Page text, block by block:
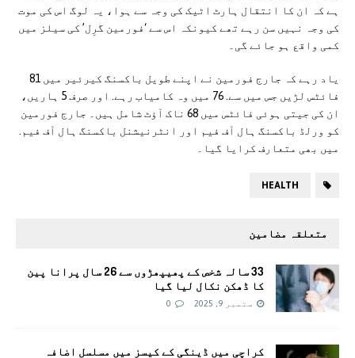
ہے کہ ان کا انتقال ہارٹ اٹیک کی وجہ سے ہوا، یہ لوگ اس کی موت
کی وجہ نہیں سن رہے تھے کیونکہ اس سے ‘فورمین گرِل’ کی سیلز میں
کمی واقع ہو جائے گی۔
یاد رہے کہ جارج فورمین نے اپنے طویل باکسنگ کیرئیر میں 81
فائٹس لڑیں جس میں سے. 76 میں وہ کامیاب رہے. اور صرف 5 ہاریں،
ان کی جیتی ہوئی فائٹس میں 68 ناک آؤٹ شامل ہیں۔ جارج فورمین
کو ورلڈ باکسنگ ہال آف فیم اور انٹرنیشنل باکسنگ ہال آف فیم.
میں بھی متعارف کرایا گیا۔
HEALTH
متعلقہ مضامین
33 سالہ شخص کے پھیپھڑوں سے 26 سال پرانا پین
کا ڈھکن نکال لیا گیا
ستمبر 9, 2025 0
کراچی میں ڈینگی کے کیسز میں مسلسل اضافہ